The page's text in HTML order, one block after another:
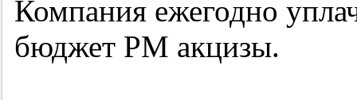
Компания ежегодно
бюджет РМ акцизы.